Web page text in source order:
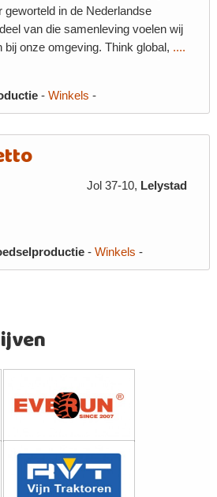
geworteld in de Nederlandse
van die samenleving voelen wij
onze omgeving. Think global, ....
-Winkels -
Jol 37-10, Lelystad
-Winkels -